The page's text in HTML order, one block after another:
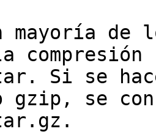
mayoría de
Si se
se